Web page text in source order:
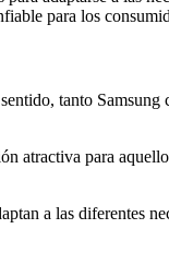
para los
tanto
atractiva para
a las diferentes